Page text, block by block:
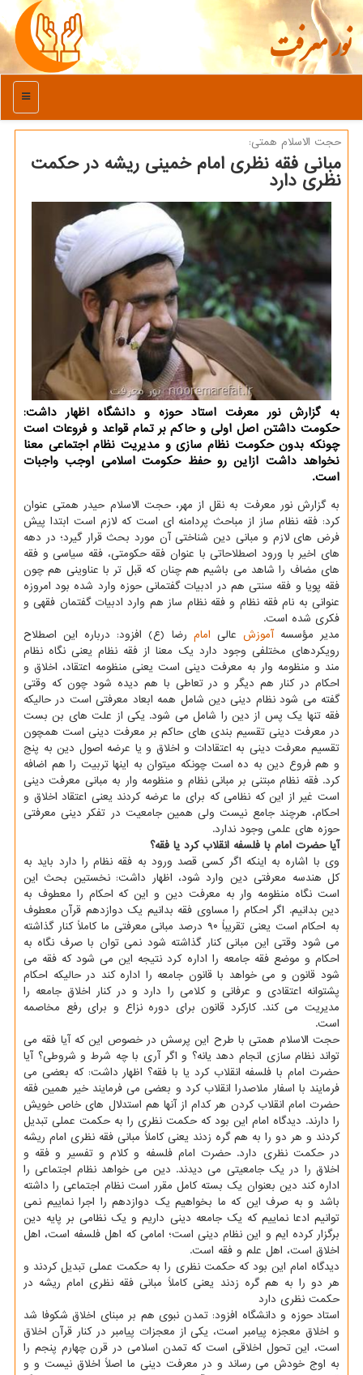
نور معرفت
منو
حجت الاسلام همتی:
مبانی فقه نظری امام خمینی ریشه در حكمت
نظری دارد
به گزارش نور معرفت استاد حوزه و دانشگاه اظهار داشت:
حکومت داشتن اصل اولی و حاکم بر تمام قواعد و فروعات است
چونکه بدون حکومت نظام سازی و مدیریت نظام اجتماعی معنا
نخواهد داشت ازاین رو حفظ حکومت اسلامی اوجب واجبات
است.
به گزارش نور معرفت به نقل از مهر، حجت الاسلام حیدر همتی عنوان
کرد: فقه نظام ساز از مباحث پردامنه ای است که لازم است ابتدا پیش
فرض های لازم و مبانی دین شناختی آن مورد بحث قرار گیرد؛ در دهه
های اخیر با ورود اصطلاحاتی با عنوان فقه حکومتی، فقه سیاسی و فقه
های مضاف را شاهد می باشیم هم چنان که قبل تر با عناوینی هم چون
فقه پویا و فقه سنتی هم در ادبیات گفتمانی حوزه وارد شده بود امروزه
عنوانی به نام فقه نظام و فقه نظام ساز هم وارد ادبیات گفتمان فقهی و
فکری شده است.
مدیر مؤسسهآموزش عالی امام رضا (ع) افزود: درباره این اصطلاح
رویکردهای مختلفی وجود دارد یک معنا از فقه نظام یعنی نگاه نظام
مند و منظومه وار به معرفت دینی است یعنی منظومه اعتقاد، اخلاق و
احکام در کنار هم دیگر و در تعاطی با هم دیده شود چون که وقتی
گفته می شود نظام دینی دین شامل همه ابعاد معرفتی است در حالیکه
فقه تنها یک پس از دین را شامل می شود. یکی از علت های بن بست
در معرفت دینی تقسیم بندی های حاکم بر معرفت دینی است همچون
تقسیم معرفت دینی به اعتقادات و اخلاق و یا عرضه اصول دین به پنج
و هم فروع دین به ده است چونکه میتوان به اینها تربیت را هم اضافه
کرد. فقه نظام مبتنی بر مبانی نظام و منظومه وار به مبانی معرفت دینی
است غیر از این که نظامی که برای ما عرضه کردند یعنی اعتقاد اخلاق و
احکام، هرچند جامع نیست ولی همین جامعیت در تفکر دینی معرفتی
حوزه های علمی وجود ندارد.
آیا حضرت امام با فلسفه انقلاب کرد یا فقه؟
وی با اشاره به اینکه اگر کسی قصد ورود به فقه نظام را دارد باید به
کل هندسه معرفتی دین وارد شود، اظهار داشت: نخستین بحث این
است نگاه منظومه وار به معرفت دین و این که احکام را معطوف به
دین بدانیم. اگر احکام را مساوی فقه بدانیم یک دوازدهم قرآن معطوف
به احکام است یعنی تقریباً ۹۰ درصد مبانی معرفتی ما کاملاً کنار گذاشته
می شود وقتی این مبانی کنار گذاشته شود نمی توان با صرف نگاه به
احکام و موضع فقه جامعه را اداره کرد نتیجه این می شود که فقه می
شود قانون و می خواهد با قانون جامعه را اداره کند در حالیکه احکام
پشتوانه اعتقادی و عرفانی و کلامی را دارد و در کنار اخلاق جامعه را
مدیریت می کند. کارکرد قانون برای دوره نزاع و برای رفع مخاصمه
است.
حجت الاسلام همتی با طرح این پرسش در خصوص این که آیا فقه می
تواند نظام سازی انجام دهد یانه؟ و اگر آری با چه شرط و شروطی؟ آیا
حضرت امام با فلسفه انقلاب کرد یا با فقه؟ اظهار داشت: که بعضی می
فرمایند با اسفار ملاصدرا انقلاب کرد و بعضی می فرمایند خیر همین فقه
حضرت امام انقلاب کردن هر کدام از آنها هم استدلال های خاص خویش
را دارند. دیدگاه امام این بود که حکمت نظری را به حکمت عملی تبدیل
کردند و هر دو را به هم گره زدند یعنی کاملاً مبانی فقه نظری امام ریشه
در حکمت نظری دارد. حضرت امام فلسفه و کلام و تفسیر و فقه و
اخلاق را در یک جامعیتی می دیدند. دین می خواهد نظام اجتماعی را
اداره کند دین بعنوان یک بسته کامل مقرر است نظام اجتماعی را داشته
باشد و به صرف این که ما بخواهیم یک دوازدهم را اجرا نماییم نمی
توانیم ادعا نماییم که یک جامعه دینی داریم و یک نظامی بر پایه دین
برگزار کرده ایم و این نظام دینی است؛ امامی که اهل فلسفه است، اهل
اخلاق است، اهل علم و فقه است.
دیدگاه امام این بود که حکمت نظری را به حکمت عملی تبدیل کردند و
هر دو را به هم گره زدند یعنی کاملاً مبانی فقه نظری امام ریشه در
حکمت نظری دارد
استاد حوزه و دانشگاه افزود: تمدن نبوی هم بر مبنای اخلاق شکوفا شد
و اخلاق معجزه پیامبر است، یکی از معجزات پیامبر در کنار قرآن اخلاق
است، این تحول اخلاقی است که تمدن اسلامی در قرن چهارم پنجم را
به اوج خودش می رساند و در معرفت دینی ما اصلاً اخلاق نیست و و